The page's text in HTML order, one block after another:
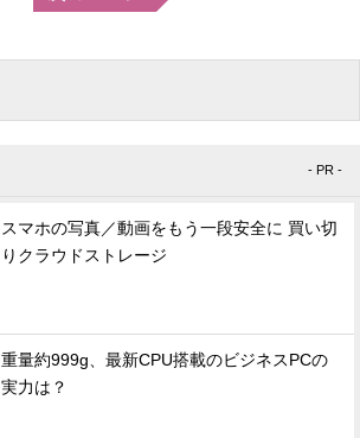
- PR -
スマホの写真／動画をもう一段安全に 買い切
りクラウドストレージ
重量約999g、最新CPU搭載のビジネスPCの
実力は？